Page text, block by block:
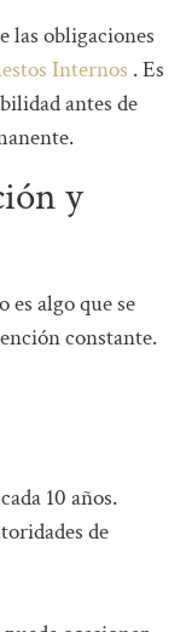
las obligaciones
Internos . Es
antes de
y
es algo que se
constante.
10 años.
de